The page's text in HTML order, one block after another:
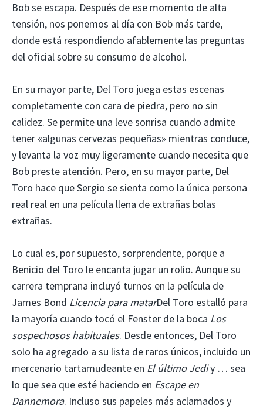
Bob se escapa. Después de ese momento de alta
tensión, nos ponemos al día con Bob más tarde,
donde está respondiendo afablemente las preguntas
del oficial sobre su consumo de alcohol.
En su mayor parte, Del Toro juega estas escenas
completamente con cara de piedra, pero no sin
calidez. Se permite una leve sonrisa cuando admite
tener «algunas cervezas pequeñas» mientras conduce,
y levanta la voz muy ligeramente cuando necesita que
Bob preste atención. Pero, en su mayor parte, Del
Toro hace que Sergio se sienta como la única persona
real real en una película llena de extrañas bolas
extrañas.
Lo cual es, por supuesto, sorprendente, porque a
Benicio del Toro le encanta jugar un rolio. Aunque su
carrera temprana incluyó turnos en la película de
James Bond Licencia para matarDel Toro estalló para
la mayoría cuando tocó el Fenster de la boca Los
sospechosos habituales. Desde entonces, Del Toro
solo ha agregado a su lista de raros únicos, incluido un
mercenario tartamudeante en El último Jediy … sea
lo que sea que esté haciendo en Escape en
Dannemora. Incluso sus papeles más aclamados y